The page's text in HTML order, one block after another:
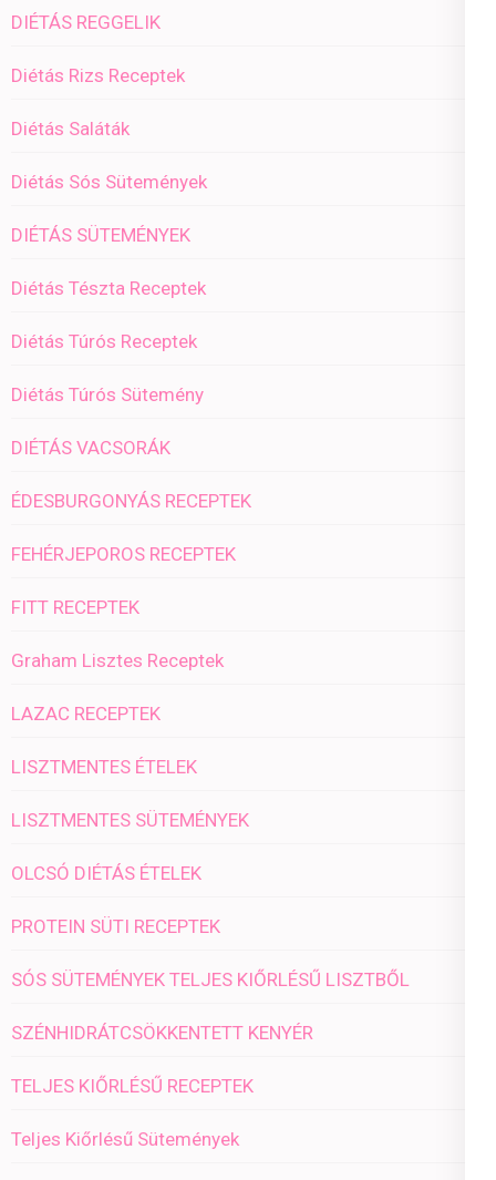
DIÉTÁS REGGELIK
Diétás Rizs Receptek
Diétás Saláták
Diétás Sós Sütemények
DIÉTÁS SÜTEMÉNYEK
Diétás Tészta Receptek
Diétás Túrós Receptek
Diétás Túrós Sütemény
DIÉTÁS VACSORÁK
ÉDESBURGONYÁS RECEPTEK
FEHÉRJEPOROS RECEPTEK
FITT RECEPTEK
Graham Lisztes Receptek
LAZAC RECEPTEK
LISZTMENTES ÉTELEK
LISZTMENTES SÜTEMÉNYEK
OLCSÓ DIÉTÁS ÉTELEK
PROTEIN SÜTI RECEPTEK
SÓS SÜTEMÉNYEK TELJES KIŐRLÉSŰ LISZTBŐL
SZÉNHIDRÁTCSÖKKENTETT KENYÉR
TELJES KIŐRLÉSŰ RECEPTEK
Teljes Kiőrlésű Sütemények